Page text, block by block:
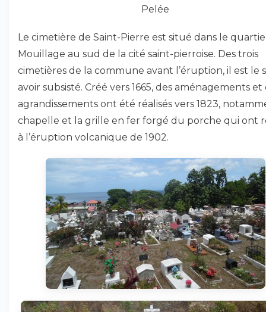
Pelée
Le cimetière de Saint-Pierre est situé dans le
Mouillage au sud de la cité saint-pierroise. Des trois
cimetières de la commune avant l’éruption, il est le
avoir subsisté. Créé vers 1665, des aménagements et
agrandissements ont été réalisés vers 1823,
chapelle et la grille en fer forgé du porche qui ont
à l’éruption volcanique de 1902.